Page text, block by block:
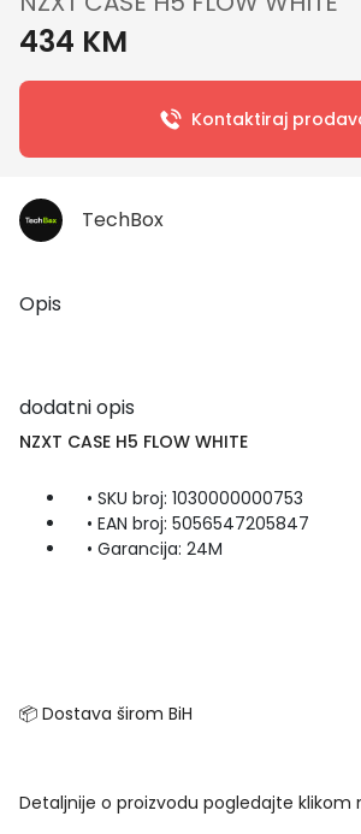
434 KM
Kontaktiraj
TechBox
Opis
dodatni opis
NZXT CASE H5 FLOW WHITE
• SKU broj: 1030000000753
• EAN broj: 5056547205847
• Garancija: 24M
📦 Dostava širom BiH
Detaljnije o proizvodu pogledajte klikom